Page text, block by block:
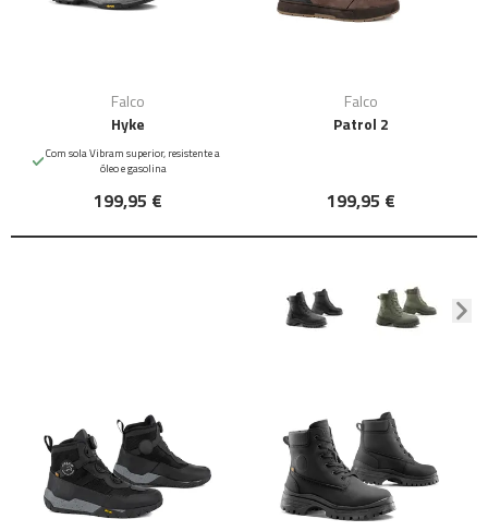
Falco
Hyke
Com sola Vibram superior, resistente a
óleo e gasolina
199,95 €
Falco
Patrol 2
199,95 €